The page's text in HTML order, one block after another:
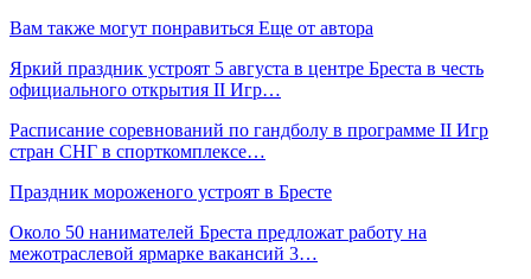
Вам также могут понравиться Еще от автора
Яркий праздник устроят 5 августа в центре Бреста в честь
официального открытия II Игр…
Расписание соревнований по гандболу в программе II Игр
стран СНГ в спорткомплексе…
Праздник мороженого устроят в Бресте
Около 50 нанимателей Бреста предложат работу на
межотраслевой ярмарке вакансий 3…